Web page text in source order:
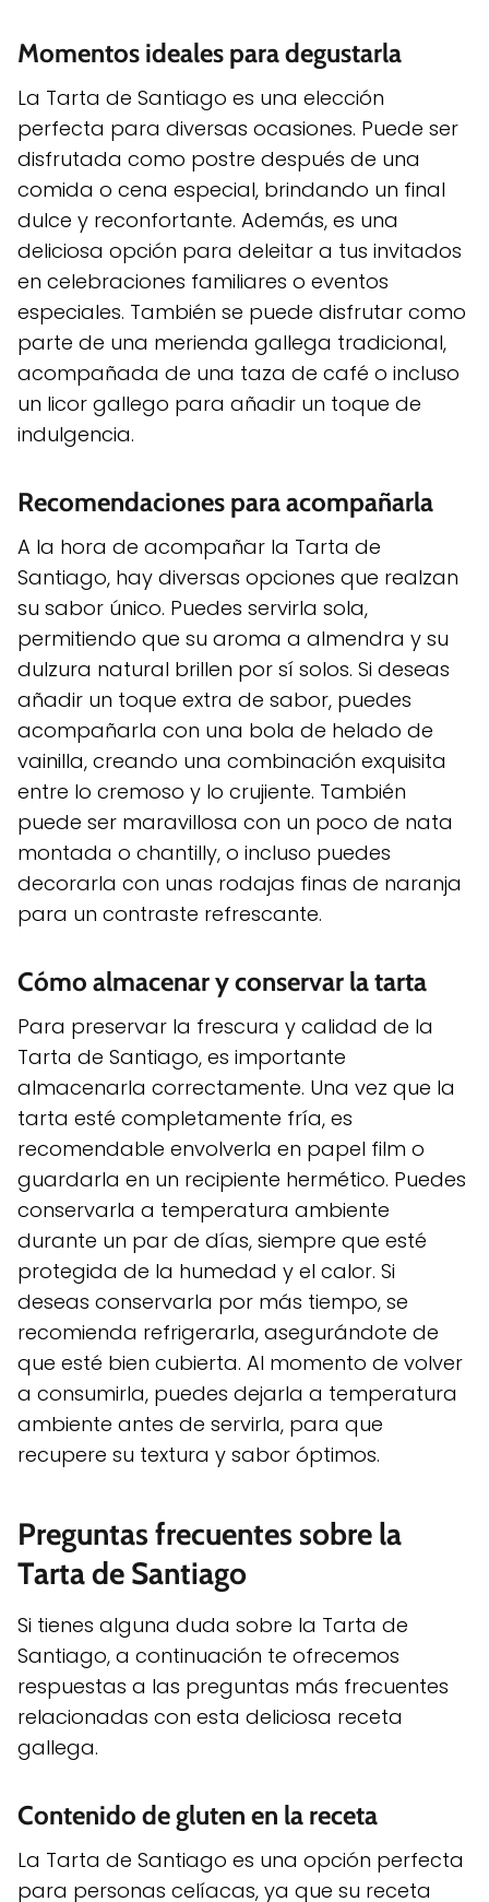
Momentos ideales para degustarla
La Tarta de Santiago es una elección
perfecta para diversas ocasiones. Puede ser
disfrutada como postre después de una
comida o cena especial, brindando un final
dulce y reconfortante. Además, es una
deliciosa opción para deleitar a tus invitados
en celebraciones familiares o eventos
especiales. También se puede disfrutar como
parte de una merienda gallega tradicional,
acompañada de una taza de café o incluso
un licor gallego para añadir un toque de
indulgencia.
Recomendaciones para acompañarla
A la hora de acompañar la Tarta de
Santiago, hay diversas opciones que realzan
su sabor único. Puedes servirla sola,
permitiendo que su aroma a almendra y su
dulzura natural brillen por sí solos. Si deseas
añadir un toque extra de sabor, puedes
acompañarla con una bola de helado de
vainilla, creando una combinación exquisita
entre lo cremoso y lo crujiente. También
puede ser maravillosa con un poco de nata
montada o chantilly, o incluso puedes
decorarla con unas rodajas finas de naranja
para un contraste refrescante.
Cómo almacenar y conservar la tarta
Para preservar la frescura y calidad de la
Tarta de Santiago, es importante
almacenarla correctamente. Una vez que la
tarta esté completamente fría, es
recomendable envolverla en papel film o
guardarla en un recipiente hermético. Puedes
conservarla a temperatura ambiente
durante un par de días, siempre que esté
protegida de la humedad y el calor. Si
deseas conservarla por más tiempo, se
recomienda refrigerarla, asegurándote de
que esté bien cubierta. Al momento de volver
a consumirla, puedes dejarla a temperatura
ambiente antes de servirla, para que
recupere su textura y sabor óptimos.
Preguntas frecuentes sobre la
Tarta de Santiago
Si tienes alguna duda sobre la Tarta de
Santiago, a continuación te ofrecemos
respuestas a las preguntas más frecuentes
relacionadas con esta deliciosa receta
gallega.
Contenido de gluten en la receta
La Tarta de Santiago es una opción perfecta
para personas celíacas, ya que su receta